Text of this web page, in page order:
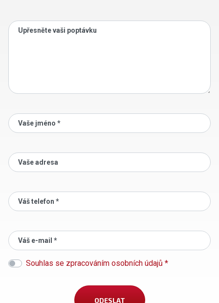
Upřesněte vaši poptávku
Vaše jméno *
Vaše adresa
Váš telefon *
Váš e-mail *
Souhlas se zpracováním osobních údajů *